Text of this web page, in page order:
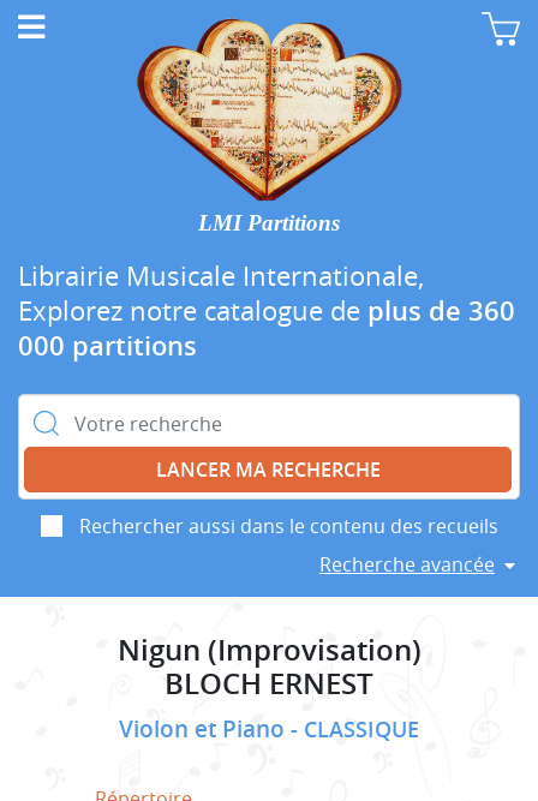
LMI Partitions
Librairie Musicale Internationale,
Explorez notre catalogue de plus de 360
000 partitions
Rechercher :
Rechercher aussi dans le contenu des recueils
Recherche avancée
Nigun (Improvisation)
BLOCH ERNEST
Violon et Piano CLASSIQUE